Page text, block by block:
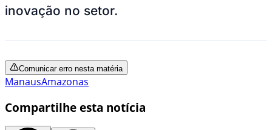
inovação no setor.
Comunicar erro nesta matéria
ManausAmazonas
Compartilhe esta notícia